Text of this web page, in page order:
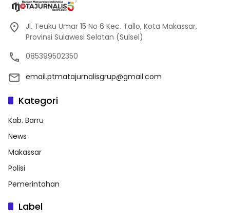
Jl. Teuku Umar 15 No 6 Kec. Tallo, Kota Makassar,
Provinsi Sulawesi Selatan (Sulsel)
085399502350
email.ptmatajurnalisgrup@gmail.com
Kategori
Kab. Barru
News
Makassar
Polisi
Pemerintahan
Label